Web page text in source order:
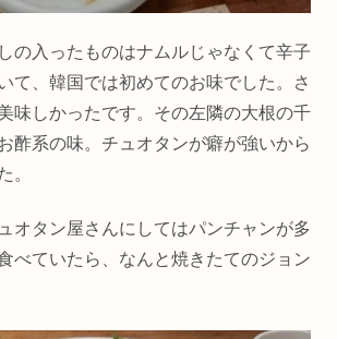
の入ったものはナムルじゃなくて辛子
て、韓国では初めてのお味でした。さ
味しかったです。その左隣の大根の千
酢系の味。チュオタンが癖が強いから
。
オタン屋さんにしてはパンチャンが多
べていたら、なんと焼きたてのジョン